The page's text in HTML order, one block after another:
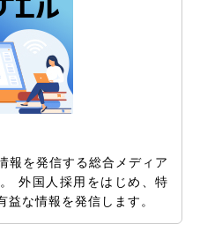
報を発信する総合メディア
外国人採用をはじめ、特
な情報を発信します。